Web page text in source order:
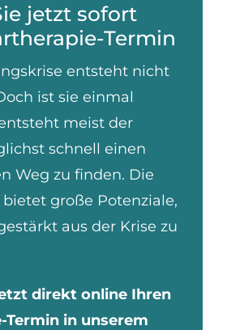
jetzt sofort
Termin
entsteht nicht
ist sie einmal
meist der
schnell einen
Weg zu finden. Die
große Potenziale,
aus der Krise zu
direkt online Ihren
Termin in unserem